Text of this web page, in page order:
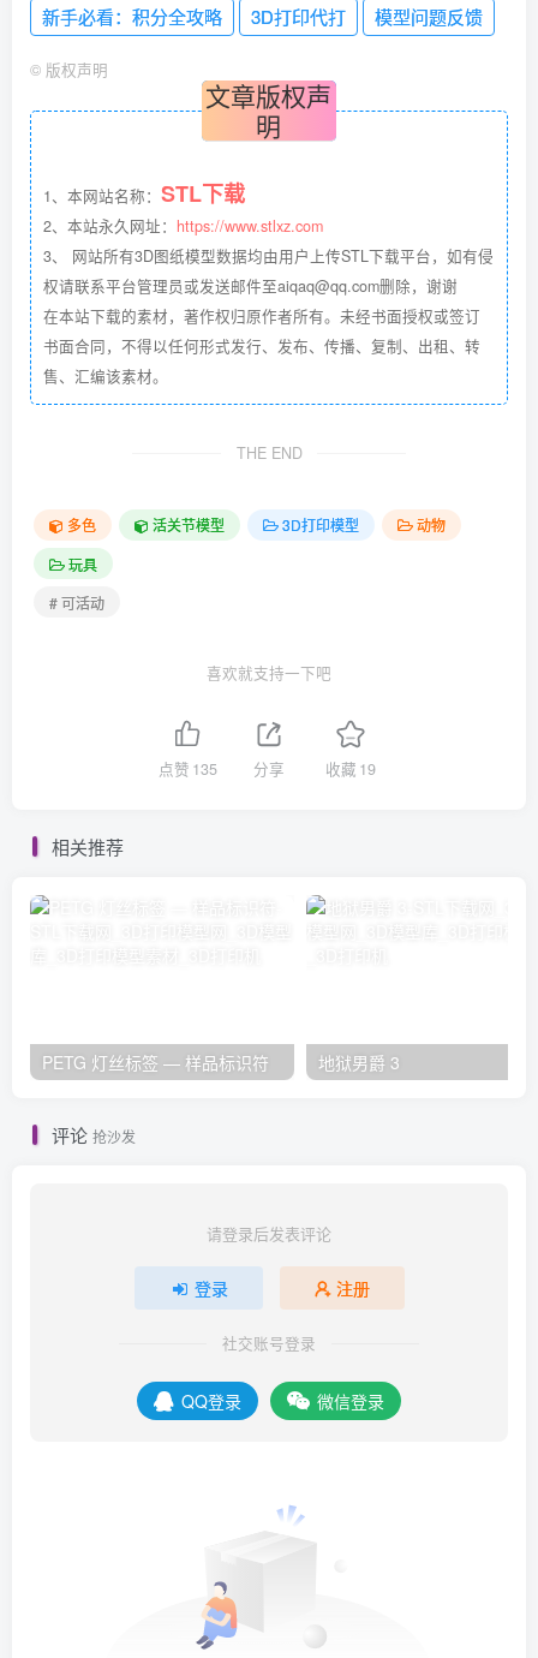
新手必看：积分全攻略 3D打印代打 模型问题反馈
© 版权声明
文章版权声
明
1、本网站名称： STL下载
2、本站永久网址： https://www.stlxz.com
3、 网站所有3D图纸模型数据均由用户上传STL下载平台，如有侵
权请联系平台管理员或发送邮件至aiqaq@qq.com删除，谢谢
在本站下载的素材，著作权归原作者所有。未经书面授权或签订
书面合同，不得以任何形式发行、发布、传播、复制、出租、转
售、汇编该素材。
THE END
多色 活关节模型 3D打印模型
动物
玩具
# 可活动
喜欢就支持一下吧
点赞 135 分享 收藏 19
相关推荐
PETG 灯丝标签 — 样品标识符 地狱男爵 3
评论 抢沙发
请登录后发表评论
登录 注册
社交账号登录
QQ登录 微信登录